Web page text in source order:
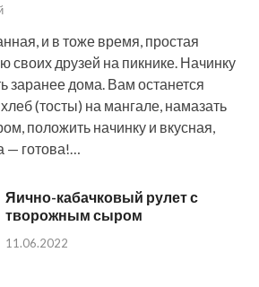
и в тоже время, простая
своих друзей на пикнике. Начинку
заранее дома. Вам останется
(тосты) на мангале, намазать
положить начинку и вкусная,
— готова!…
Яично-кабачковый рулет с
творожным сыром
11.06.2022